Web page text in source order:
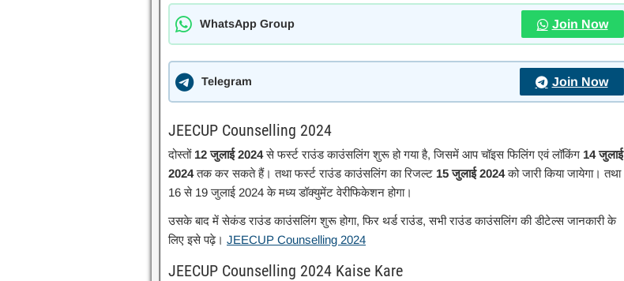
WhatsApp Group Join Now
Telegram Join Now
JEECUP Counselling 2024
दोस्तों 12 जुलाई 2024से फर्स्ट राउंड काउंसलिंग शुरू हो गया है, जिसमें आप चॉइस फिलिंग एवं लॉकिंग 14 जुलाई
2024तक कर सकते हैं। तथा फर्स्ट राउंड काउंसलिंग का रिजल्ट 15 जुलाई 2024को जारी किया जायेगा। तथा
16 से 19 जुलाई 2024 के मध्य डॉक्युमेंट वेरीफिकेशन होगा।
उसके बाद में सेकंड राउंड काउंसलिंग शुरू होगा, फिर थर्ड राउंड, सभी राउंड काउंसलिंग की डीटेल्स जानकारी के
लिए इसे पढ़े। JEECUP Counselling 2024
JEECUP Counselling 2024 Kaise Kare